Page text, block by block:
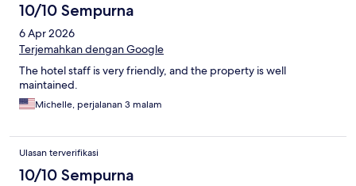
10/10 Sempurna
6 Apr 2026
Terjemahkan dengan Google
The hotel staff is very friendly, and the property is well
maintained.
Michelle, perjalanan 3 malam
Ulasan terverifikasi
10/10 Sempurna